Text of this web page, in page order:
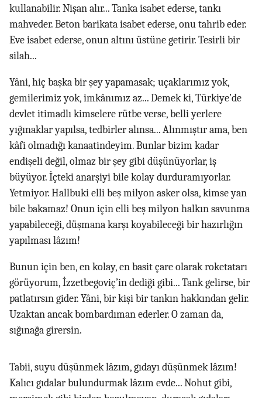
kullanabilir. Nişan alır... Tanka isabet ederse, tankı
mahveder. Beton barikata isabet ederse, onu tahrib eder.
Eve isabet ederse, onun altını üstüne getirir. Tesirli bir
silah...
Yâni, hiç başka bir şey yapamasak; uçaklarımız yok,
gemilerimiz yok, imkânımız az... Demek ki, Türkiye’de
devlet itimadlı kimselere rütbe verse, belli yerlere
yığınaklar yapılsa, tedbirler alınsa... Alınmıştır ama, ben
kâfi olmadığı kanaatindeyim. Bunlar bizim kadar
endişeli değil, olmaz bir şey gibi düşünüyorlar, iş
büyüyor. İçteki anarşiyi bile kolay durduramıyorlar.
Yetmiyor. Hallbuki elli beş milyon asker olsa, kimse yan
bile bakamaz! Onun için elli beş milyon halkın savunma
yapabileceği, düşmana karşı koyabileceği bir hazırlığın
yapılması lâzım!
Bunun için ben, en kolay, en basit çare olarak roketatarı
görüyorum, İzzetbegoviç’in dediği gibi... Tank gelirse, bir
patlatırsın gider. Yâni, bir kişi bir tankın hakkından gelir.
Uzaktan ancak bombardıman ederler. O zaman da,
sığınağa girersin.
Tabii, suyu düşünmek lâzım, gıdayı düşünmek lâzım!
Kalıcı gıdalar bulundurmak lâzım evde... Nohut gibi,